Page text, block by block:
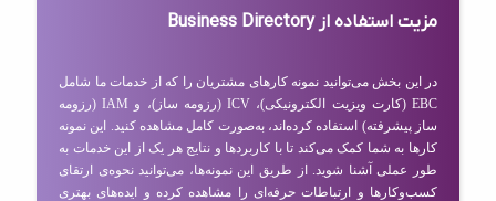
مزیت استفاده از Business Directory
در این بخش می‌توانید نمونه کارهای مشتریان را که از خدمات ما شامل
EBC (کارت ویزیت الکترونیکی)، ICV (رزومه ساز)، و IAM (رزومه
ساز پیشرفته) استفاده کرده‌اند، به‌صورت کامل مشاهده کنید. این نمونه
کارها به شما کمک می‌کند تا با کاربردها و نتایج هر یک از این خدمات به
طور عملی آشنا شوید. از طریق این نمونه‌ها، می‌توانید نحوه‌ی ارتقای
کسب‌وکارها و ارتباطات حرفه‌ای را مشاهده کرده و ایده‌های بهتری